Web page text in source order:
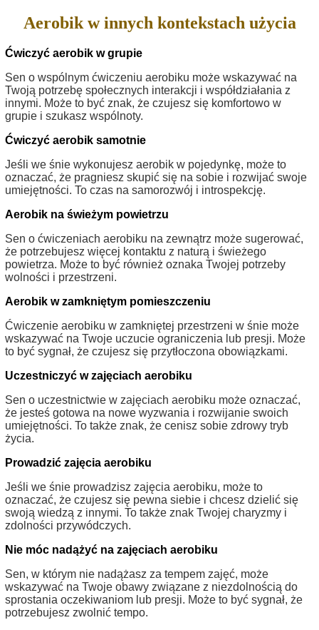
Aerobik w innych kontekstach użycia
Ćwiczyć aerobik w grupie
Sen o wspólnym ćwiczeniu aerobiku może wskazywać na
Twoją potrzebę społecznych interakcji i współdziałania z
innymi. Może to być znak, że czujesz się komfortowo w
grupie i szukasz wspólnoty.
Ćwiczyć aerobik samotnie
Jeśli we śnie wykonujesz aerobik w pojedynkę, może to
oznaczać, że pragniesz skupić się na sobie i rozwijać swoje
umiejętności. To czas na samorozwój i introspekcję.
Aerobik na świeżym powietrzu
Sen o ćwiczeniach aerobiku na zewnątrz może sugerować,
że potrzebujesz więcej kontaktu z naturą i świeżego
powietrza. Może to być również oznaka Twojej potrzeby
wolności i przestrzeni.
Aerobik w zamkniętym pomieszczeniu
Ćwiczenie aerobiku w zamkniętej przestrzeni w śnie może
wskazywać na Twoje uczucie ograniczenia lub presji. Może
to być sygnał, że czujesz się przytłoczona obowiązkami.
Uczestniczyć w zajęciach aerobiku
Sen o uczestnictwie w zajęciach aerobiku może oznaczać,
że jesteś gotowa na nowe wyzwania i rozwijanie swoich
umiejętności. To także znak, że cenisz sobie zdrowy tryb
życia.
Prowadzić zajęcia aerobiku
Jeśli we śnie prowadzisz zajęcia aerobiku, może to
oznaczać, że czujesz się pewna siebie i chcesz dzielić się
swoją wiedzą z innymi. To także znak Twojej charyzmy i
zdolności przywódczych.
Nie móc nadążyć na zajęciach aerobiku
Sen, w którym nie nadążasz za tempem zajęć, może
wskazywać na Twoje obawy związane z niezdolnością do
sprostania oczekiwaniom lub presji. Może to być sygnał, że
potrzebujesz zwolnić tempo.